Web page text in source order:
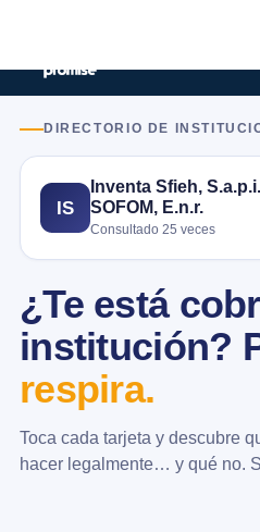
DIRECTORIO DE
IS
Inventa Sfieh,
SOFOM, E.n.r.
Consultado 25 veces
¿Te está
institución?
respira.
Toca cada tarjeta y descubre
hacer legalmente… y qué no.